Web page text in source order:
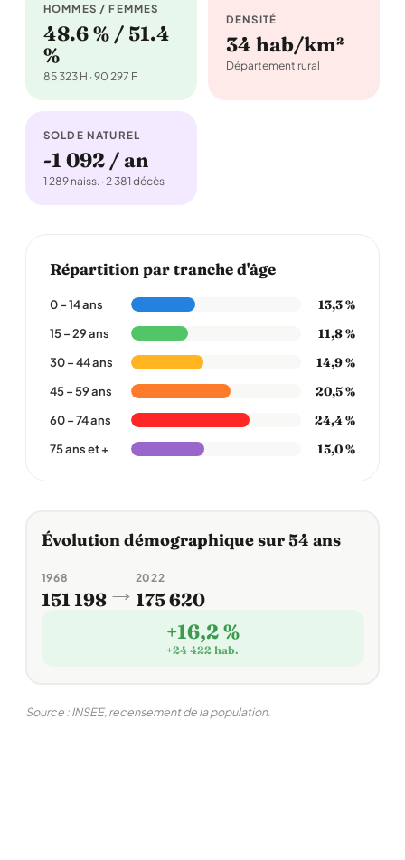
HOMMES / FEMMES
48.6 % / 51.4
%
85 323 H · 90 297 F
DENSITÉ
34 hab/km²
Département rural
SOLDE NATUREL
-1 092 / an
1 289 naiss. · 2 381 décès
Répartition par tranche d'âge
0 – 14 ans 13,3 %
15 – 29 ans 11,8 %
30 – 44 ans 14,9 %
45 – 59 ans 20,5 %
60 – 74 ans 24,4 %
75 ans et + 15,0 %
Évolution démographique sur 54 ans
1968
151 198→ 2022
175 620
+16,2 %
+24 422 hab.
Source : INSEE, recensement de la population.